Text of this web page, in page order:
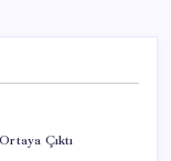
Çıktı